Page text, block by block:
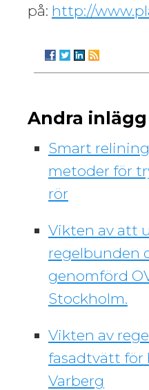
på: http://
Andra inlägg
Smart
metoder för
rör
Vikten av att
regelbunden
genomförd
Stockholm.
Vikten av
fasadtvätt för
Varberg